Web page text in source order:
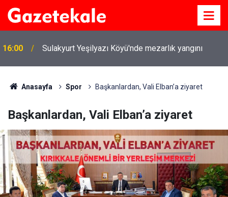
16:00 Sulakyurt Yeşilyazı Köyü'nde mezarlık yangını
Anasayfa Spor Başkanlardan, Vali Elban’a ziyaret
Başkanlardan, Vali Elban’a ziyaret